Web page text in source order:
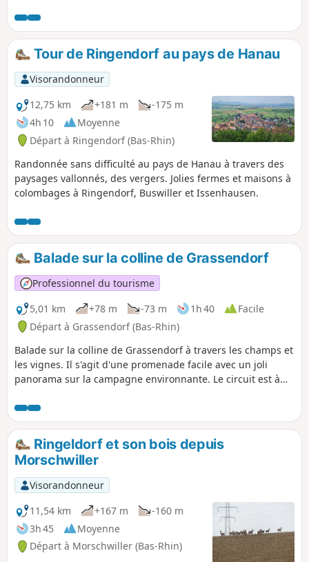
Schwindratzheim à nouveau.
Tour de Ringendorf au pays de Hanau
Visorandonneur
12,75 km
+181 m
-175 m
4h 10
Moyenne
Départ à Ringendorf (Bas-Rhin)
Randonnée sans difficulté au pays de Hanau à travers des
paysages vallonnés, des vergers. Jolies fermes et maisons à
colombages à Ringendorf, Buswiller et Issenhausen.
Balade sur la colline de Grassendorf
Professionnel du tourisme
5,01 km
+78 m -73 m 1h 40
Facile
Départ à Grassendorf (Bas-Rhin)
Balade sur la colline de Grassendorf à travers les champs et
les vignes. Il s'agit d'une promenade facile avec un joli
panorama sur la campagne environnante. Le circuit est à
argileuses.
Ringeldorf et son bois depuis
Morschwiller
Visorandonneur
11,54 km
+167 m
-160 m
3h 45
Moyenne
Départ à Morschwiller (Bas-Rhin)